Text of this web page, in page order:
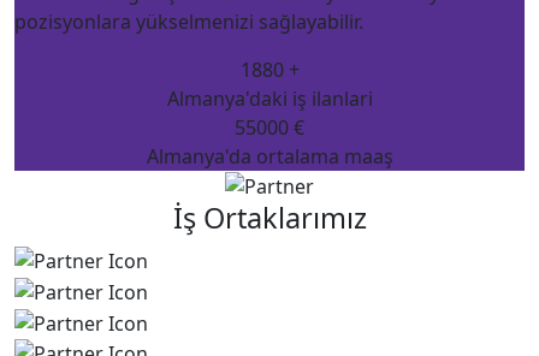
pozisyonlara yükselmenizi sağlayabilir.
1880 +
Almanya'daki iş ilanlari
55000 €
Almanya'da ortalama maaş
İş Ortaklarımız